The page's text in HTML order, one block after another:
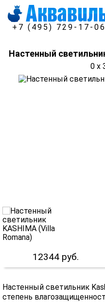
+7 (495) 729-17-06
Настенный
0 x
12344 руб.
Настенный светильник
степень